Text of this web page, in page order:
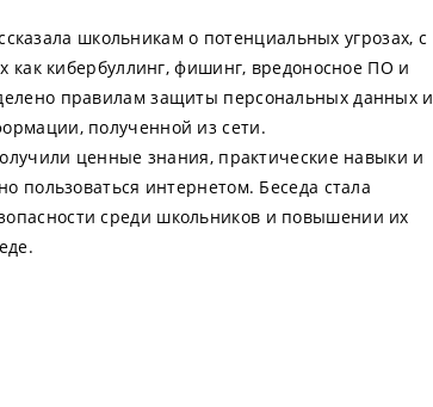
школьникам о потенциальных угрозах, с
как кибербуллинг, фишинг, вредоносное ПО и
правилам защиты персональных данных и
полученной из сети.
ценные знания, практические навыки и
пользоваться интернетом. Беседа стала
среди школьников и повышении их